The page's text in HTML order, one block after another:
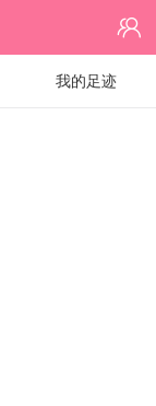
我的足迹